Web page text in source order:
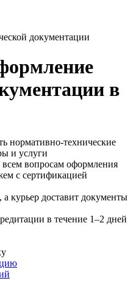
документации
в
нормативно-технические
и услуги
всем вопросам оформления
с сертификацией
курьер доставит документы
в течение 1–2 дней